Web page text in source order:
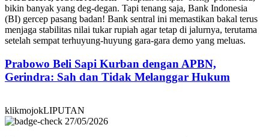
bikin banyak yang deg-degan. Tapi tenang saja, Bank Indonesia
(BI) gercep pasang badan! Bank sentral ini memastikan bakal terus
menjaga stabilitas nilai tukar rupiah agar tetap di jalurnya, terutama
setelah sempat terhuyung-huyung gara-gara demo yang meluas.
Prabowo Beli Sapi Kurban dengan APBN,
Gerindra: Sah dan Tidak Melanggar Hukum
klikmojokLIPUTAN
27/05/2026